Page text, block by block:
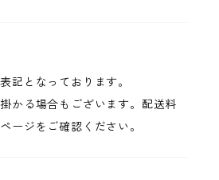
記となっております。
かる場合もございます。配送料
ージをご確認ください。